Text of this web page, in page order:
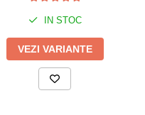
IN STOC
VEZI VARIANTE